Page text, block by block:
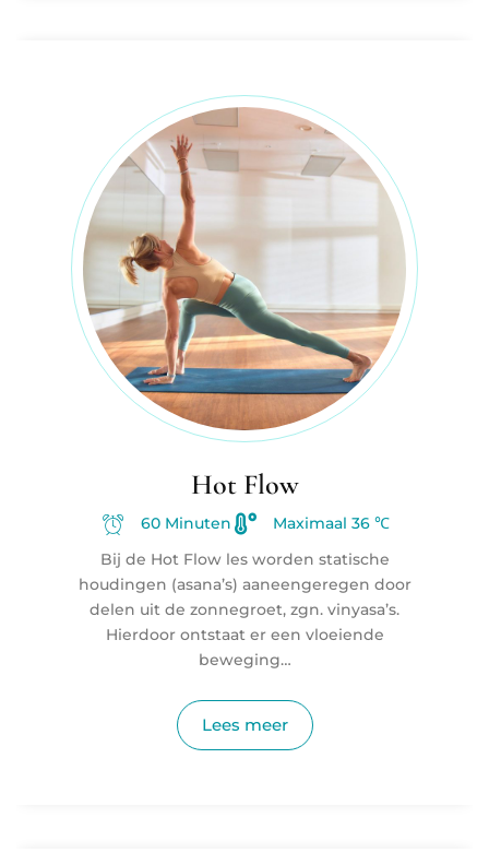
Hot Flow
60 Minuten
Maximaal 36 ℃
Bij de Hot Flow les worden statische
houdingen (asana’s) aaneengeregen door
delen uit de zonnegroet, zgn. vinyasa’s.
Hierdoor ontstaat er een vloeiende
beweging…
Lees meer